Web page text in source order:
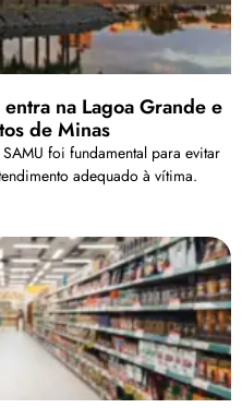
na Lagoa Grande e
de Minas
foi fundamental para evitar
adequado à vítima.